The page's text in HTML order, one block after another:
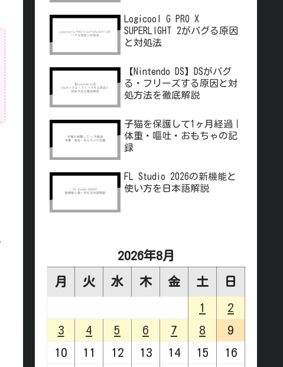
Logicool G PRO X
SUPERLIGHT 2がバグる原因
と対処法
【Nintendo DS】DSがバグ
る・フリーズする原因と対
処方法を徹底解説
子猫を保護して1ヶ月経過｜
体重・嘔吐・おもちゃの記
録
FL Studio 2026の新機能と
使い方を日本語解説
2026年8月
月 火 水 木 金 土 日
1
2
3
4 5 6 7 8
9
10
11 12 13 14 15
16